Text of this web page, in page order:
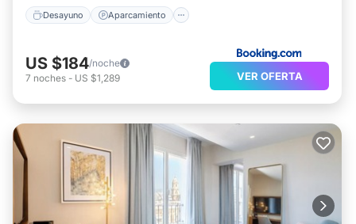
Desayuno Aparcamiento
US $184/noche
7 noches - US $1,289 VER OFERTA